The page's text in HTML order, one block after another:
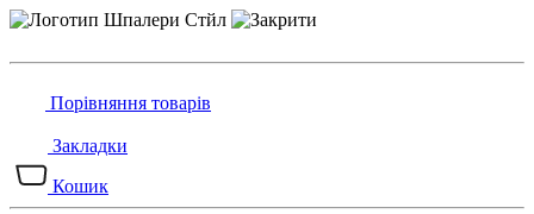
Порівняння товарів
Закладки
Кошик